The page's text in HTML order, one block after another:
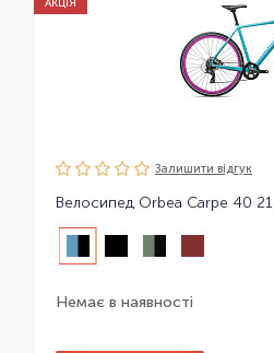
АКЦІЯ
Залишити вiдгук
Велосипед Orbea Carpe 40 21
Немає в наявності